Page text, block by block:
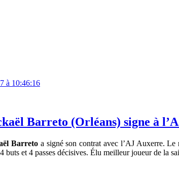
à 10:46:16
Barreto (Orléans) signe à
Barretoa signé son contrat avec l’AJ Auxerre. Le
buts et 4 passes décisives. Élu meilleur joueur de la